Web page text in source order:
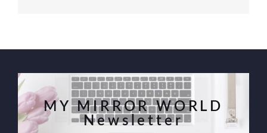
MY MIRROR WORLD
Newsletter